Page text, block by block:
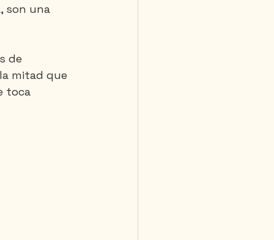
son una
de
mitad que
toca